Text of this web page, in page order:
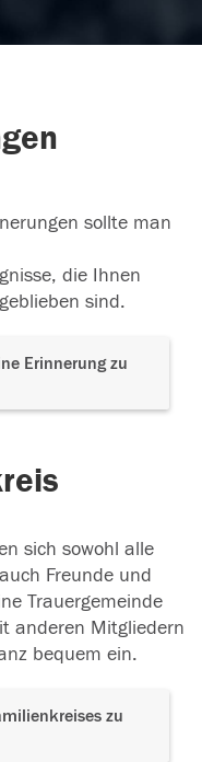
sollte man
die Ihnen
sind.
Erinnerung zu
sich sowohl alle
Freunde und
Trauergemeinde
anderen Mitgliedern
bequem ein.
zu